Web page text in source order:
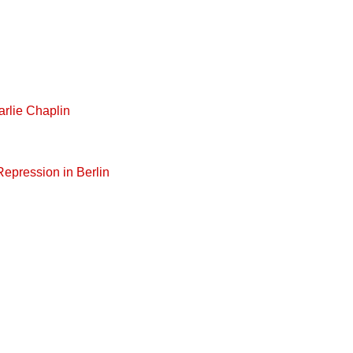
Chaplin
in Berlin